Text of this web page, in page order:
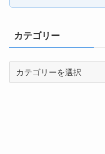
カテゴリー